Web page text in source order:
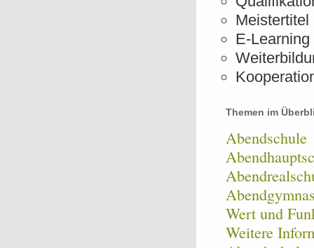
Meistertitel
E-Learning
Themen im
Abendschule
Wert und
Weitere